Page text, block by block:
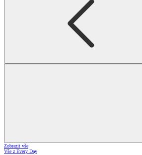
Zobrazit vše
Vše z Every Day